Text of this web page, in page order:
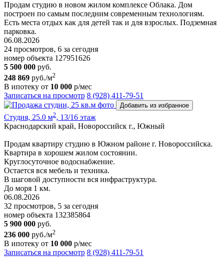
Продам студию в новом жилом комплексе Облака. Дом
построен по самым последним современным технологиям.
Есть места отдых как для детей так и для взрослых. Подземная
парковка.
06.08.2026
24 просмотров, 6 за сегодня
номер объекта 127951626
5 500 000 руб.
248 869 руб./м2
В ипотеку от 10 000 р/мес
Записаться на просмотр 8 (928) 411-79-51
Добавить из избранное
Студия, 25.0 м2, 13/16 этаж
Краснодарский край, Новороссийск г., Южный
Продам квартиру студию в Южном районе г. Новороссийска.
Квартира в хорошем жилом состоянии.
Круглосуточное водоснабжение.
Остается вся мебель и техника.
В шаговой доступности вся инфраструктура.
До моря 1 км.
06.08.2026
32 просмотров, 5 за сегодня
номер объекта 132385864
5 900 000 руб.
236 000 руб./м2
В ипотеку от 10 000 р/мес
Записаться на просмотр 8 (928) 411-79-51